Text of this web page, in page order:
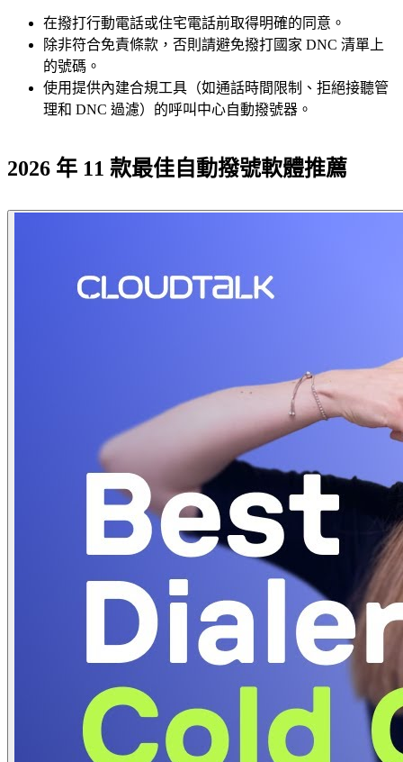
在撥打行動電話或住宅電話前取得明確的同意。
除非符合免責條款，否則請避免撥打國家 DNC 清單上
的號碼。
使用提供內建合規工具（如通話時間限制、拒絕接聽管
理和 DNC 過濾）的呼叫中心自動撥號器。
2026 年 11 款最佳自動撥號軟體推薦